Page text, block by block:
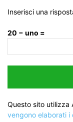
Inserisci una
20 − uno =
Questo sito utilizza
vengono elaborati